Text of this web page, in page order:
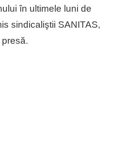
în ultimele luni de
sindicaliştii SANITAS,